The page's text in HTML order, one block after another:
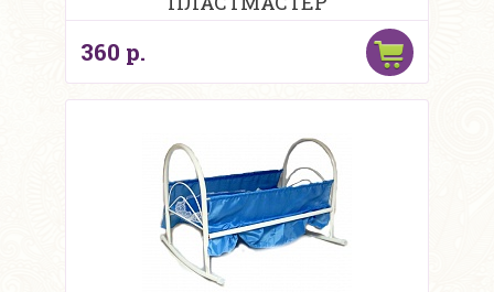
360 р.